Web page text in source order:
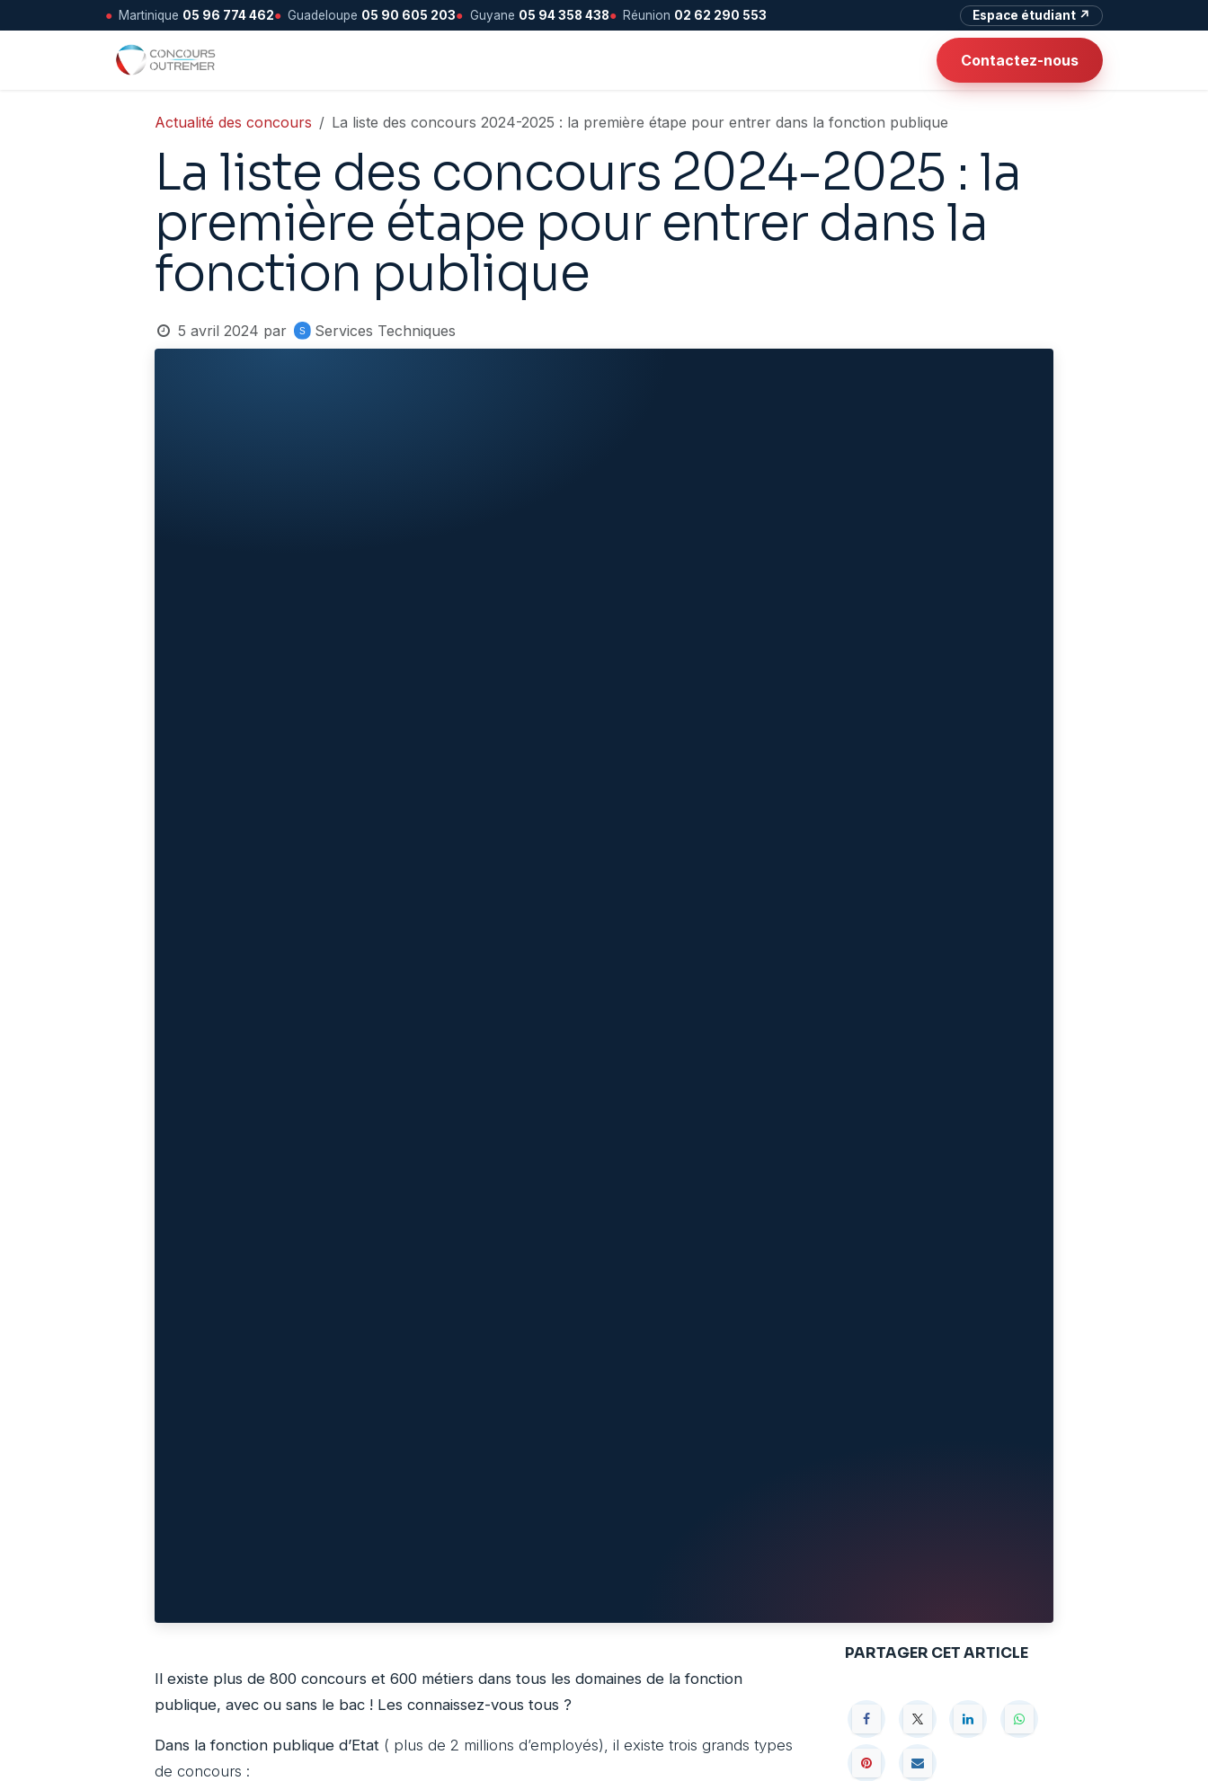
● Martinique 05 96 774 462● Guadeloupe 05 90 605 203● Guyane 05 94 358 438● Réunion 02 62 290 553 Espace étudiant ↗
Se rendre au contenu
Contactez-nous
Actualité des concours La liste des concours 2024-2025 : la première étape pour entrer dans la fonction publique
La liste des concours 2024-2025 : la
première étape pour entrer dans la
fonction publique
5 avril 2024 par Services Techniques
Il existe plus de 800 concours et 600 métiers dans tous les domaines de la fonction
publique, avec ou sans le bac ! Les connaissez-vous tous ?
Dans la fonction publique d’Etat ( plus de 2 millions d’employés), il existe trois grands types
de concours :
PARTAGER CET ARTICLE